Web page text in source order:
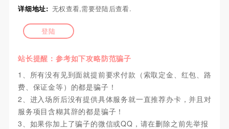
详细地址: 无权查看,需要登陆后查看.
登陆
站长提醒：参考如下攻略防范骗子
1、所有没有见到面就提前要求付款（索取定金、红包、路
费、保证金等）的都是骗子！
2、进入场所后没有提供具体服务就一直推荐办卡，并且对
服务项目含糊其辞的都是骗子！
3、如果你加上了骗子的微信或QQ，请在删除之前先举报